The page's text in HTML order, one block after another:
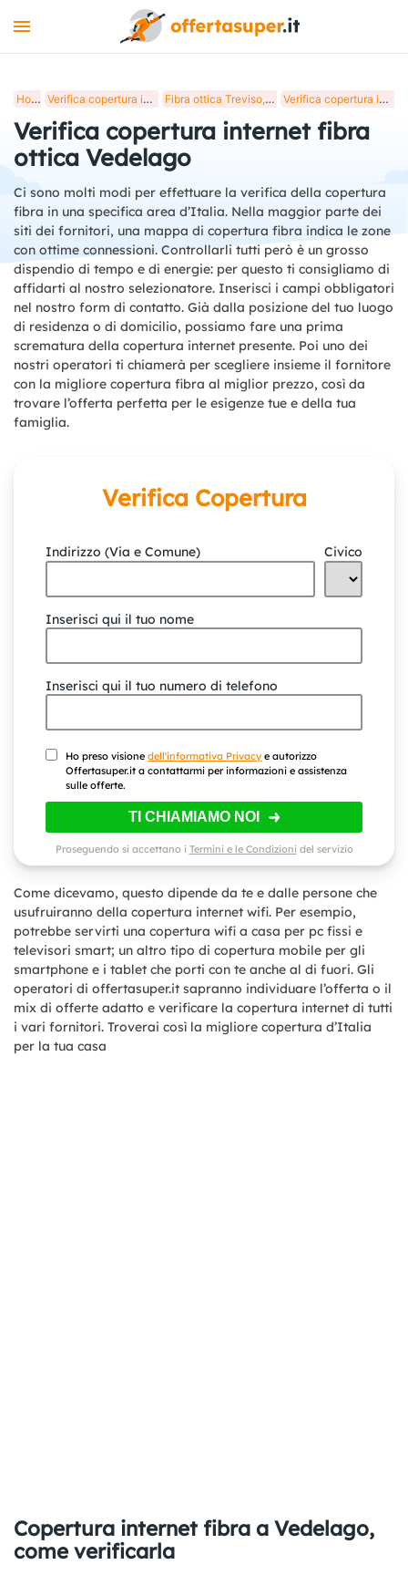
MOBILE
LUCE E GAS
STREAMING
STRUMENTI +
BLOG
Home Verifica copertura internet fibra ottica in Italia Fibra ottica Treviso, verifica copertura internet Verifica copertura internet fibra ottica Vedelago
Verifica copertura internet fibra
ottica Vedelago
Ci sono molti modi per effettuare la verifica della copertura
fibra in una specifica area d’Italia. Nella maggior parte dei
siti dei fornitori, una mappa di copertura fibra indica le zone
con ottime connessioni. Controllarli tutti però è un grosso
dispendio di tempo e di energie: per questo ti consigliamo di
affidarti al nostro selezionatore. Inserisci i campi obbligatori
nel nostro form di contatto. Già dalla posizione del tuo luogo
di residenza o di domicilio, possiamo fare una prima
scrematura della copertura internet presente. Poi uno dei
nostri operatori ti chiamerà per scegliere insieme il fornitore
con la migliore copertura fibra al miglior prezzo, così da
trovare l’offerta perfetta per le esigenze tue e della tua
famiglia.
Verifica Copertura
Indirizzo (Via e Comune) Civico
Inserisci qui il tuo nome
Inserisci qui il tuo numero di telefono
Ho preso visionedell'informativa Privacye autorizzo
Offertasuper.it a contattarmi per informazioni e assistenza
sulle offerte.
TI CHIAMIAMO NOI
Proseguendo si accettano i Termini e le Condizioni del servizio
Come dicevamo, questo dipende da te e dalle persone che
usufruiranno della copertura internet wifi. Per esempio,
potrebbe servirti una copertura wifi a casa per pc fissi e
televisori smart; un altro tipo di copertura mobile per gli
smartphone e i tablet che porti con te anche al di fuori. Gli
operatori di offertasuper.it sapranno individuare l’offerta o il
mix di offerte adatto e verificare la copertura internet di tutti
i vari fornitori. Troverai così la migliore copertura d’Italia
per la tua casa
Copertura internet fibra a Vedelago,
come verificarla